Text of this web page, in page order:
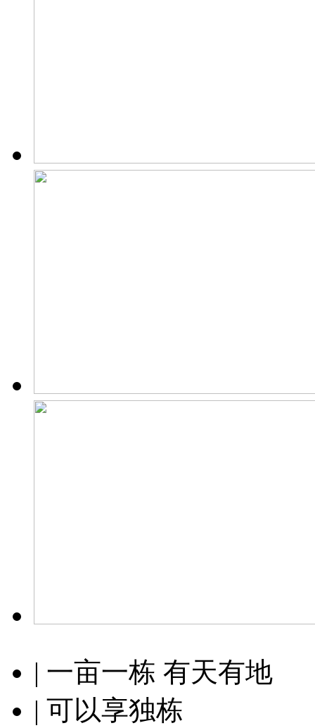
| 一亩一栋 有天有地
| 可以享独栋